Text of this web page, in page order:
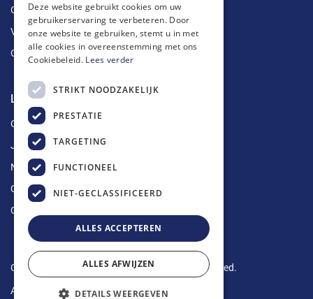
Ontstoppingen
Vetputten
Ontkalking
Longin Service
Over ons
Jobs
Nieuws
Contact
Offerte aanvragen
Copyright © 2024 Longin Service. All rights reserved.
Algemene voorwaarden -Privacy Policy
Deze website gebruikt cookies om uw
gebruikerservaring te verbeteren. Door
onze website te gebruiken, stemt u in met
alle cookies in overeenstemming met ons
Cookiebeleid. Lees verder
STRIKT NOODZAKELIJK
PRESTATIE
TARGETING
FUNCTIONEEL
NIET-GECLASSIFICEERD
ALLES ACCEPTEREN
ALLES AFWIJZEN
DETAILS WEERGEVEN